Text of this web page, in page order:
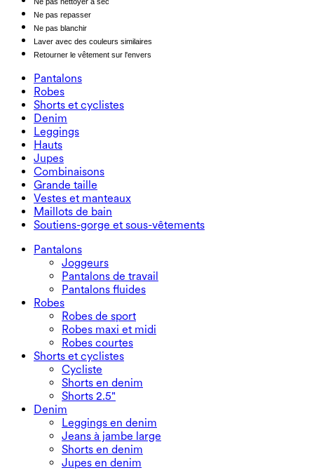
Ne pas repasser
Ne pas blanchir
Laver avec des couleurs similaires
Retourner le vêtement sur l'envers
Pantalons
Pantalons
Joggeurs
Pantalons de travail
Pantalons fluides
Robes
Robes
Robes de sport
Robes maxi et midi
Robes courtes
Shorts et cyclistes
Shorts et cyclistes
Cycliste
Shorts en denim
Shorts 2.5"
Denim
Denim
Leggings en denim
Jeans à jambe large
Shorts en denim
Jupes en denim
Leggings
Leggings
Leggings en denim
Leggings push-up
Leggings de yoga
Hauts
Hauts
Soutiens-gorge de sport
T-shirts
Jupes
Jupes
Jupes actives
Jupes courtes
Jupes maxi et midi
Combinaisons
Combinaisons
Salopettes
Combishorts
Grande taille
Grande taille
Bas grande taille
Hauts grande taille
Robes grande taille
Vestes et manteaux
Vestes et manteaux
Vestes et manteaux
Manteaux
Maillots de bain
Maillots de bain
Hauts de maillot de bain
Bas de maillot de bain
Ensembles de maillots de bain
Soutiens-gorge et sous-vêtements
Soutiens-gorge et sous-vêtements
Soutiens-gorge
Sous-vêtements
Pantalons
Joggeurs
Pantalons de travail
Pantalons fluides
Robes
Robes de sport
Robes maxi et midi
Robes courtes
Shorts et cyclistes
Cycliste
Shorts en denim
Shorts 2.5"
Denim
Leggings en denim
Jeans à jambe large
Shorts en denim
Jupes en denim